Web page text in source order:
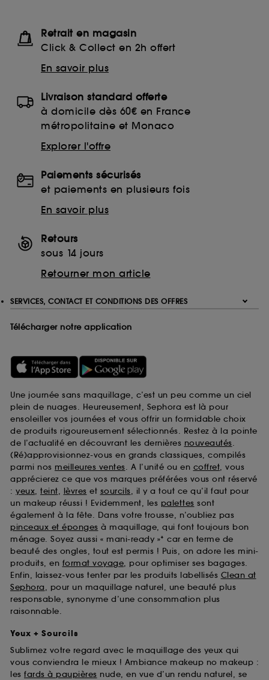
Retrait en magasin
Click & Collect en 2h offert
En savoir plus
Livraison standard offerte
à domicile dès 60€ en France
métropolitaine et Monaco
Explorer l'offre
Paiements sécurisés
et paiements en plusieurs fois
En savoir plus
Retours
sous 14 jours
Retourner mon article
SERVICES, CONTACT ET CONDITIONS DES OFFRES
Télécharger notre application
Une journée sans maquillage, c’est un peu comme un ciel
plein de nuages. Heureusement, Sephora est là pour
ensoleiller vos journées et vous offrir un formidable choix
de produits rigoureusement sélectionnés. Restez à la pointe
de l’actualité en découvrant les dernières nouveautés.
(Ré)approvisionnez-vous en grands classiques, compilés
parmi nos meilleures ventes. A l’unité ou en coffret, vous
apprécierez ce que vos marques préférées vous ont réservé
: yeux, teint, lèvres et sourcils, il y a tout ce qu’il faut pour
un makeup réussi ! Evidemment, les palettes sont
également à la fête. Dans votre trousse, n’oubliez pas
pinceaux et éponges à maquillage, qui font toujours bon
ménage. Soyez aussi « mani-ready »* car en terme de
beauté des ongles, tout est permis ! Puis, on adore les mini-
produits, en format voyage, pour optimiser ses bagages.
Enfin, laissez-vous tenter par les produits labellisés Clean at
Sephora, pour un maquillage naturel, une beauté plus
responsable, synonyme d’une consommation plus
raisonnable.
Yeux + Sourcils
Sublimez votre regard avec le maquillage des yeux qui
vous conviendra le mieux ! Ambiance makeup no makeup :
les fards à paupières nude, en vue d’un rendu naturel, se